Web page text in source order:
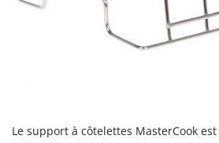
Désherbeurs thermiques et
Déshumidificateurs
Effaroucheurs d'oiseaux
Bosch
Calory Forni
Le support à côtelettes MasterCook